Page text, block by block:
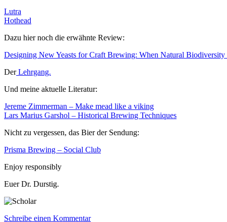
Lutra
Hothead
Dazu hier noch die erwähnte Review:
Designing New Yeasts for Craft Brewing: When Natural
DerLehrgang.
Und meine aktuelle Literatur:
Jereme Zimmerman – Make mead like a viking
Lars Marius Garshol – Historical Brewing Techniques
Nicht zu vergessen, das Bier der Sendung:
Prisma Brewing – Social Club
Enjoy responsibly
Euer Dr. Durstig.
Schreibe einen Kommentarzu